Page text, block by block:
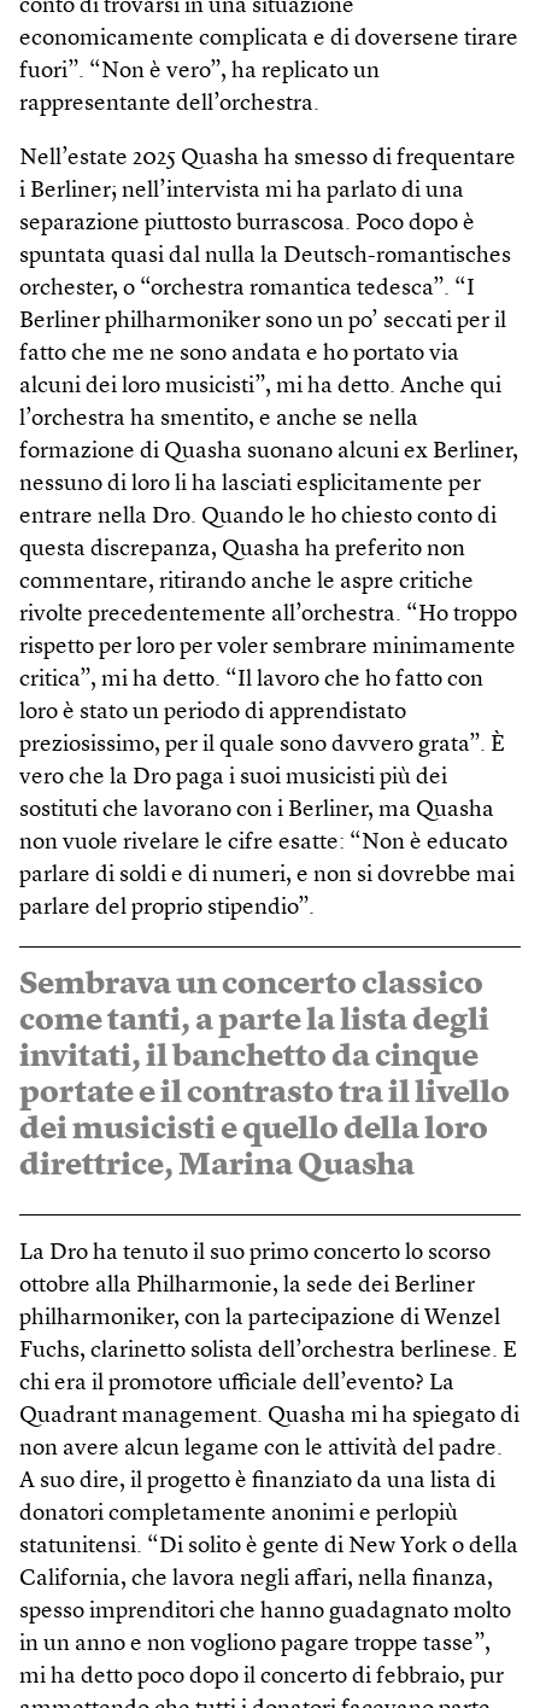
conto di trovarsi in una situazione
economicamente complicata e di doversene tirare
fuori”. “Non è vero”, ha replicato un
rappresentante dell’orchestra.
Nell’estate 2025 Quasha ha smesso di frequentare
i Berliner; nell’intervista mi ha parlato di una
separazione piuttosto burrascosa. Poco dopo è
spuntata quasi dal nulla la Deutsch-romantisches
orchester, o “orchestra romantica tedesca”. “I
Berliner philharmoniker sono un po’ seccati per il
fatto che me ne sono andata e ho portato via
alcuni dei loro musicisti”, mi ha detto. Anche qui
l’orchestra ha smentito, e anche se nella
formazione di Quasha suonano alcuni ex Berliner,
nessuno di loro li ha lasciati esplicitamente per
entrare nella Dro. Quando le ho chiesto conto di
questa discrepanza, Quasha ha preferito non
commentare, ritirando anche le aspre critiche
rivolte precedentemente all’orchestra. “Ho troppo
rispetto per loro per voler sembrare minimamente
critica”, mi ha detto. “Il lavoro che ho fatto con
loro è stato un periodo di apprendistato
preziosissimo, per il quale sono davvero grata”. È
vero che la Dro paga i suoi musicisti più dei
sostituti che lavorano con i Berliner, ma Quasha
non vuole rivelare le cifre esatte: “Non è educato
parlare di soldi e di numeri, e non si dovrebbe mai
parlare del proprio stipendio”.
Sembrava un concerto classico
come tanti, a parte la lista degli
invitati, il banchetto da cinque
portate e il contrasto tra il livello
dei musicisti e quello della loro
direttrice, Marina Quasha
La Dro ha tenuto il suo primo concerto lo scorso
ottobre alla Philharmonie, la sede dei Berliner
philharmoniker, con la partecipazione di Wenzel
Fuchs, clarinetto solista dell’orchestra berlinese. E
chi era il promotore ufficiale dell’evento? La
Quadrant management. Quasha mi ha spiegato di
non avere alcun legame con le attività del padre.
A suo dire, il progetto è finanziato da una lista di
donatori completamente anonimi e perlopiù
statunitensi. “Di solito è gente di New York o della
California, che lavora negli affari, nella finanza,
spesso imprenditori che hanno guadagnato molto
in un anno e non vogliono pagare troppe tasse”,
mi ha detto poco dopo il concerto di febbraio, pur